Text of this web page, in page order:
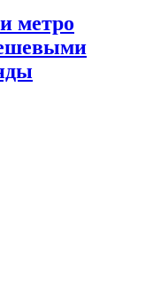
метро